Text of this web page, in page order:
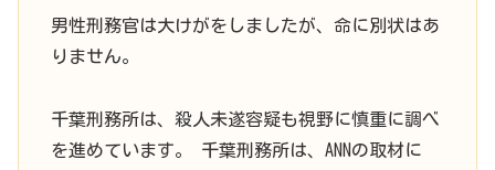
男性刑務官は大けがをしましたが、命に別状はあ
りません。
千葉刑務所は、殺人未遂容疑も視野に慎重に調べ
を進めています。 千葉刑務所は、ANNの取材に